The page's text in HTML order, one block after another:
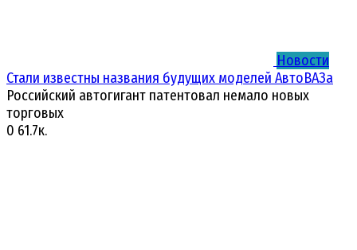
Новости
Стали известны названия будущих моделей АвтоВАЗа
Российский автогигант патентовал немало новых
торговых
0 61.7к.